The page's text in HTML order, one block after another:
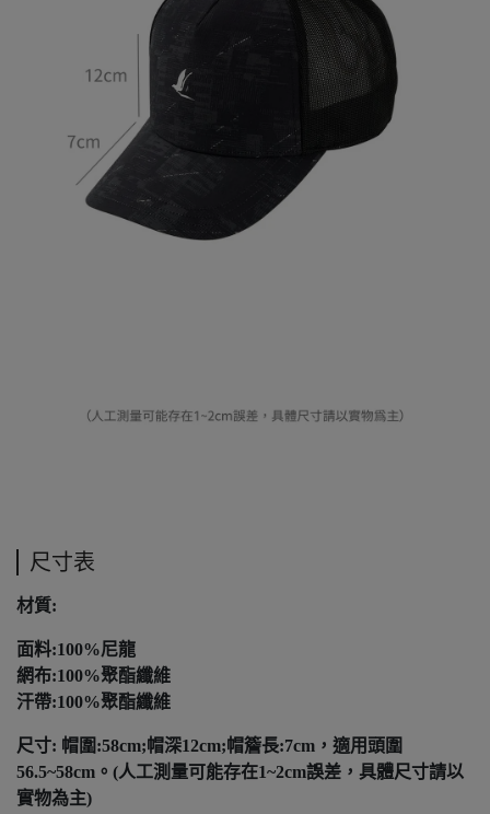
尺寸表
材質:
面料:100%尼龍
網布:100%聚酯纖維
汗帶:100%聚酯纖維
尺寸: 帽圍:58cm;帽深12cm;帽簷長:7cm，適用頭圍
56.5~58cm。(人工測量可能存在1~2cm誤差，具體尺寸請以
實物為主)